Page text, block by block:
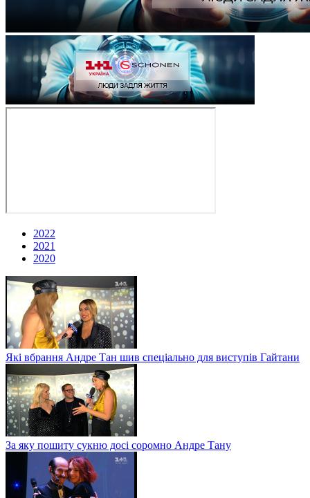
2022
2021
2020
Які вбрання Андре Тан шив спеціально для виступів Гайтани
За яку пошиту сукню досі соромно Андре Тану